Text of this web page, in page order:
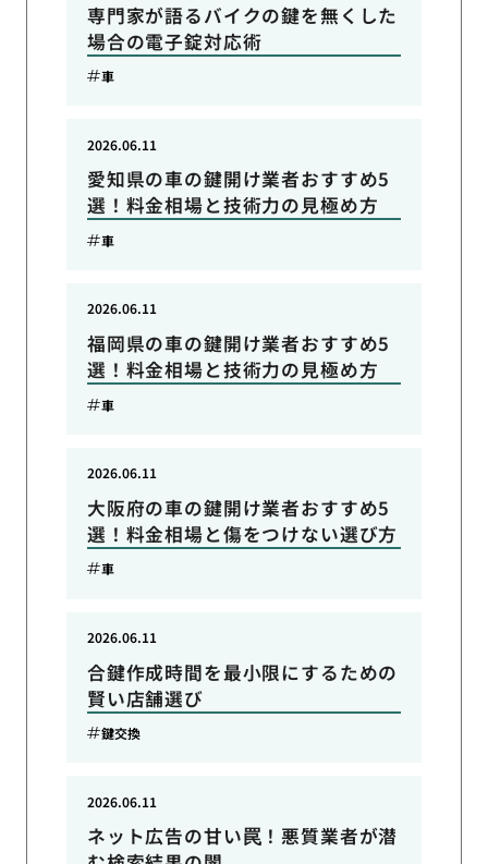
専門家が語るバイクの鍵を無くした
場合の電子錠対応術
車
愛知県の車の鍵開け業者おすすめ5
選！料金相場と技術力の見極め方
2026.06.11
車
福岡県の車の鍵開け業者おすすめ5
選！料金相場と技術力の見極め方
2026.06.11
車
大阪府の車の鍵開け業者おすすめ5
選！料金相場と傷をつけない選び方
2026.06.11
車
合鍵作成時間を最小限にするための
賢い店舗選び
2026.06.11
鍵交換
ネット広告の甘い罠！悪質業者が潜
2026.06.11